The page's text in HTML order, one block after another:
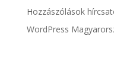
Hozzászólások
WordPress